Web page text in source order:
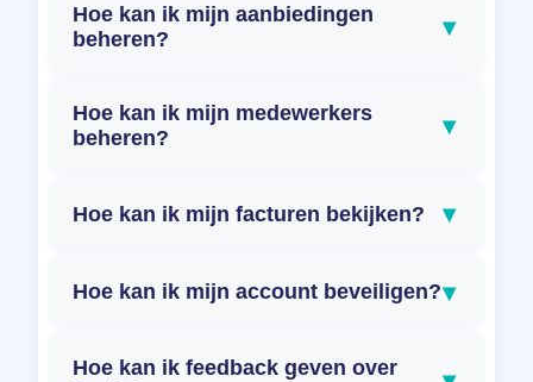
Hoe kan ik mijn aanbiedingen
beheren?
▾
Hoe kan ik mijn medewerkers
beheren?
▾
Hoe kan ik mijn facturen bekijken? ▾
Hoe kan ik mijn account beveiligen?▾
Hoe kan ik feedback geven over